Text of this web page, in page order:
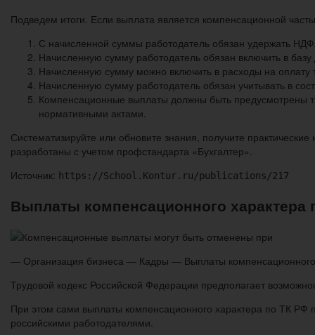
Подведем итоги. Если выплата является компенсационной
С начисленной суммы работодатель обязан удержать
Начисленную сумму работодатель обязан включить в базу
Начисленную сумму можно включить в расходы на оплату
Начисленную сумму работодатель обязан учитывать в
Компенсационные выплаты должны быть предусмотрены
нормативными актами.
Систематизируйте или обновите знания, получите
разработаны с учетом профстандарта «Бухгалтер».
Источник: https://School.Kontur.ru/publications/217
Выплаты компенсационного характера
— Организация бизнеса — Кадры — Выплаты компенсационного
Трудовой кодекс Российской Федерации предполагает
При этом сами выплаты компенсационного характера по ТК РФ
российскими работодателями.